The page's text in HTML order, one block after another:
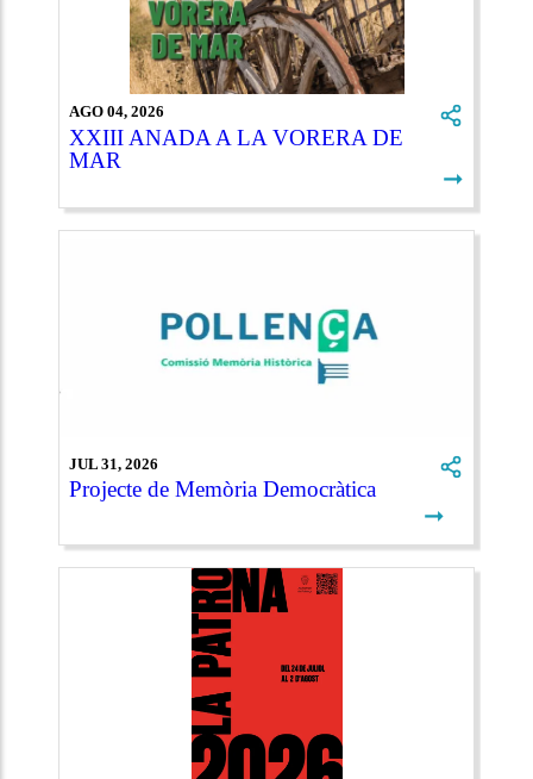
AGO 04, 2026
XXIII ANADA A LA VORERA DE
MAR
➞
JUL 31, 2026
Projecte de Memòria Democràtica
➞